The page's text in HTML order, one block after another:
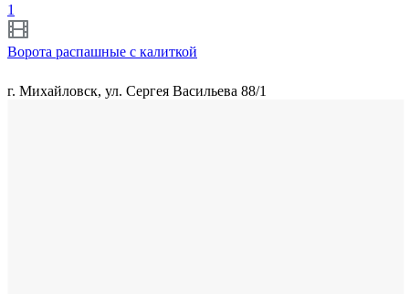
1
Ворота распашные с калиткой
г. Михайловск, ул. Сергея Васильева 88/1